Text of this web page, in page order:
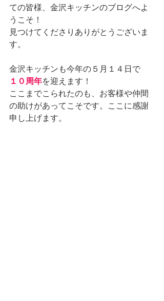
ての皆様、金沢キッチンのブログへよ
うこそ！
見つけてくださりありがとうございま
す。
金沢キッチンも今年の５月１４日で
１０周年を迎えます！
ここまでこられたのも、お客様や仲間
の助けがあってこそです。ここに感謝
申し上げます。